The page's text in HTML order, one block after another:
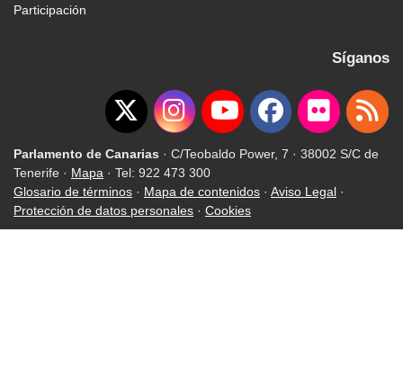
Participación
Síganos
Parlamento de Canarias · C/Teobaldo Power, 7 · 38002 S/C de
Tenerife · Mapa · Tel: 922 473 300
Glosario de términos · Mapa de contenidos · Aviso Legal ·
Protección de datos personales · Cookies